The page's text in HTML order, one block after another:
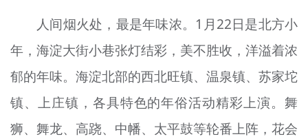
未成年人思想道德建设
榜样人物
+
身边好人
文明评论
人间烟火处，最是年味浓。1月22日是北方小
年，海淀大街小巷张灯结彩，美不胜收，洋溢着浓
郁的年味。海淀北部的西北旺镇、温泉镇、苏家坨
镇、上庄镇，各具特色的年俗活动精彩上演。舞
狮、舞龙、高跷、中幡、太平鼓等轮番上阵，花会